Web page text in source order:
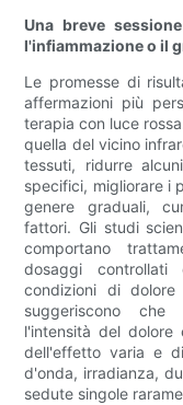
Una breve
l'infiammazione o il
Le promesse di
affermazioni più
terapia con luce
quella del vicino
tessuti, ridurre
specifici, migliorare i
genere graduali,
fattori. Gli studi
comportano
dosaggi
condizioni di
suggeriscono che
l'intensità del dolore
dell'effetto varia e
d'onda, irradianza,
sedute singole